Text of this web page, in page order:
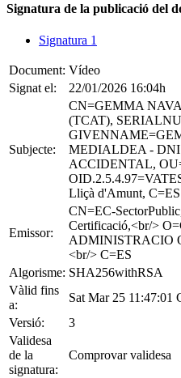
Signatura de la publicació del
Signatura 1
Document: Vídeo
Signat el:
22/01/2026 16:04h
Subjecte:
CN=GEMMA
(TCAT),
MEDIALDEA -
ACCIDENTAL,
Lliçà d'Amunt, C=ES
Emissor:
CN=EC-
Certificació,<br/>
ADMINISTRACIO
<br/> C=ES
Algorisme: SHA256withRSA
Vàlid fins
a:
Sat Mar 25 11:47:01
Versió:
3
Validesa
de la
signatura:
Comprovar validesa